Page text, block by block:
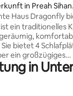
5 von 5,
in Preah
Haus Dragonfly
ein traditionelles
bietet 4
ein großzügiges
sowie Zugang zur
in